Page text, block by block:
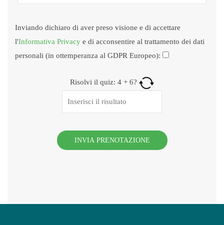
Inviando dichiaro di aver preso visione e di accettare
l'Informativa Privacy e di acconsentire al trattamento dei dati
personali (in ottemperanza al GDPR Europeo):
Risolvi il quiz: 4 + 6?